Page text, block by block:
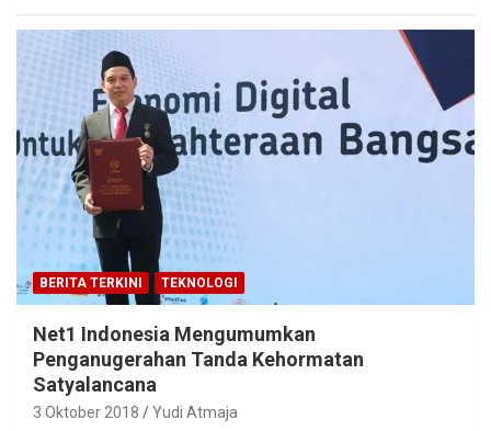
BERITA TERKINI TEKNOLOGI
Net1 Indonesia Mengumumkan
Penganugerahan Tanda Kehormatan
Satyalancana
3 Oktober 2018 Yudi Atmaja